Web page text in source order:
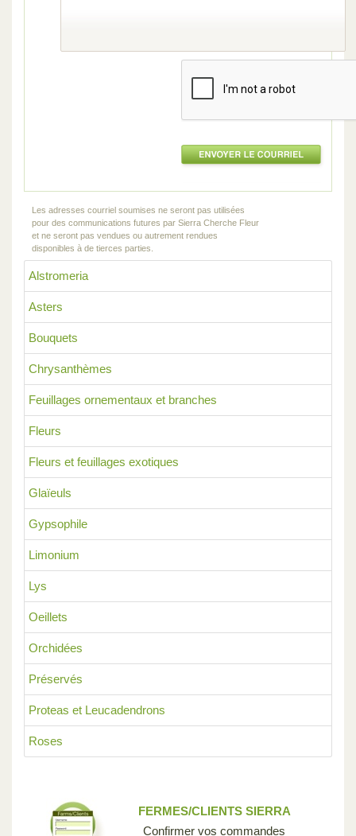
Alstromeria
Asters
Bouquets
Chrysanthèmes
Feuillages ornementaux et branches
Fleurs
Fleurs et feuillages exotiques
Glaïeuls
Gypsophile
Limonium
Lys
Oeillets
Orchidées
Préservés
Proteas et Leucadendrons
Roses
Les adresses courriel soumises ne seront pas utilisées
pour des communications futures par Sierra Cherche Fleur
et ne seront pas vendues ou autrement rendues
disponibles à de tierces parties.
FERMES/CLIENTS SIERRA
Confirmer vos commandes